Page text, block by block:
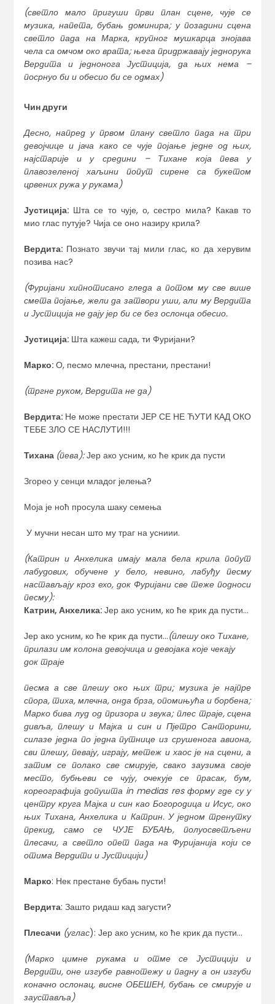
(светло мало пригуши први план сцене, чује се
музика, напета, бубањ доминира; у позадини сцена
светло пада на Марка, крупног мушкарца знојава
чела са омчом око врата; њега придржавају једнорука
Вердита и једнонога Јустиција, да њих нема –
посрнуо би и обесио би се одмах)
Чин други
Десно, напред у првом плану светло пада на три
девојчице и јача како се чује појање једне од њих,
најстарије и у средини – Тихане која пева у
плавозеленој хаљини попут сирене са букетом
црвених ружа у рукама)
Јустиција: Шта се то чује, о, сестро мила? Какав то
мио глас путује? Чија се оно назиру крила?
Вердита: Познато звучи тај мили глас, ко да херувим
позива нас?
(Фуријани хипнотисано гледа а потом му све више
смета појање, жели да затвори уши, али му Вердита
и Јустиција не дају јер би се без ослонца обесио.
Јустиција: Шта кажеш сада, ти Фуријани?
Марко: О, песмо млечна, престани, престани!
(тргне руком, Вердита не да)
Вердита: Не може престати ЈЕР СЕ НЕ ЋУТИ КАД ОКО
ТЕБЕ ЗЛО СЕ НАСЛУТИ!!!
Тихана (пева):Јер ако усним, ко ће крик да пусти
Згорео у сенци младог јелења?
Моја је ноћ просула шаку семења
У мучни несан што му траг на усниии.
(Катрин и Анхелика имају мала бела крила попут
лабудових, обучене у бело, невино, лабуђу песму
настављају кроз ехо, док Фуријани све теже подноси
песму):
Катрин, Анхелика: Јер ако усним, ко ће крик да пусти…
Јер ако усним, ко ће крик да пусти…(плешу око Тихане,
прилази им колона девојчица и девојака које чекају
док траје
песма а све плешу око њих три; музика је најпре
спора, тиха, млечна, онда брза, опомињућа и борбена;
Марко бива луд од призора и звука; плес траје, сцена
дивља, плешу и Мајка и син и Пјетро Санторини,
силазе једна по једна путнице из срушенога авиона,
сви плешу, певају, играју, метеж и хаос је на сцени, а
затим се полако све смирује, свако заузима своје
место, бубњеви се чују, очекује се прасак, бум,
кореографија допушта in medias res форму где су у
центру круга Мајка и син као Богородица и Исус, око
њих Тихана, Анхелика и Катрин. У једном тренутку
прекид, само се ЧУЈЕ БУБАЊ, полуосветљени
плесачи, а светло опет пада на Фуријанија који се
отима Вердити и Јустицији)
Марко: Нек престане бубањ пусти!
Вердита: Зашто ридаш кад загусти?
Плесачи (углас): Јер ако усним, ко ће крик да пусти…
(Марко цимне рукама и отме се Јустицији и
Вердити, оне изгубе равнотежу и падну а он изгуби
коначно ослонац, висне ОБЕШЕН, бубањ се смирује и
зауставља)